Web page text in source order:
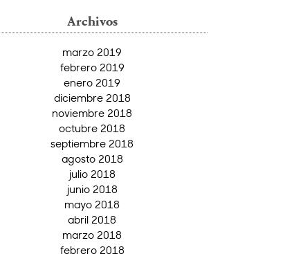
Archivos
marzo 2019
febrero 2019
enero 2019
diciembre 2018
noviembre 2018
octubre 2018
septiembre 2018
agosto 2018
julio 2018
junio 2018
mayo 2018
abril 2018
marzo 2018
febrero 2018